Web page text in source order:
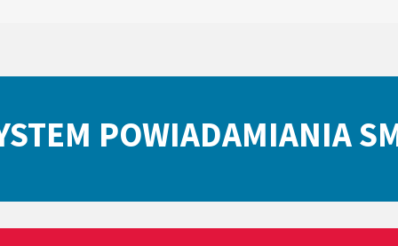
POWIADAMIANIA